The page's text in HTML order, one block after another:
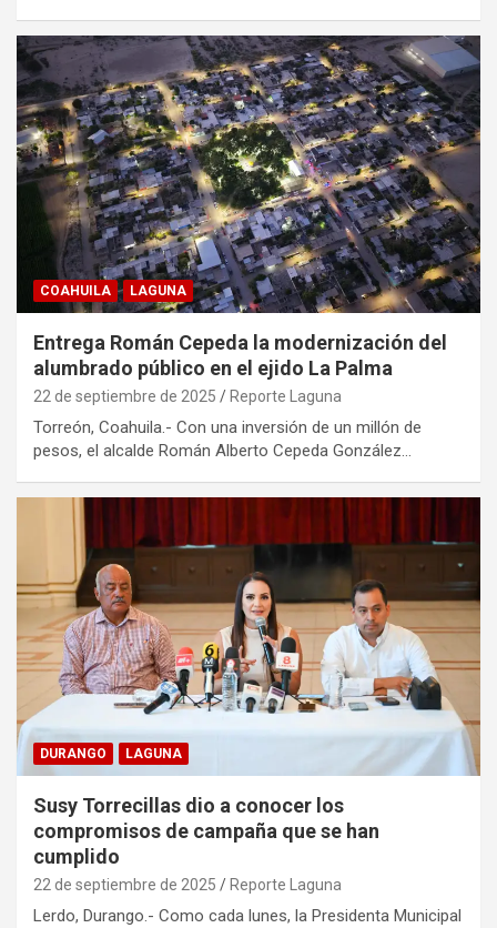
COAHUILA LAGUNA
Entrega Román Cepeda la modernización del
alumbrado público en el ejido La Palma
22 de septiembre de 2025 Reporte Laguna
Torreón, Coahuila.- Con una inversión de un millón de
pesos, el alcalde Román Alberto Cepeda González…
DURANGO LAGUNA
Susy Torrecillas dio a conocer los
compromisos de campaña que se han
cumplido
22 de septiembre de 2025 Reporte Laguna
Lerdo, Durango.- Como cada lunes, la Presidenta Municipal